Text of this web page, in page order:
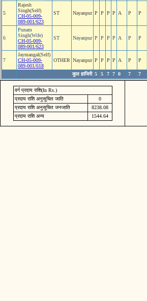
5
Rajesh
Singh(Self)
CH-05-009-
089-001/623
ST Nayanpur P P P P A P P
6
Punam
Singh(Wife)
CH-05-009-
089-001/623
ST Nayanpur P P P P A P P
7
Jaymangal(Self)
CH-05-009-
089-001/618
OTHER Nayanpur P P P P A P P
कुल हाजिरी 5 5 7 7 0 7 7
वर्ग प्रदाय राशि(In Rs.)
प्रदाय राशि अनुसूचित जाति
0
प्रदाय राशि अनुसूचित जनजाति
8238.08
प्रदाय राशि अन्य
1544.64